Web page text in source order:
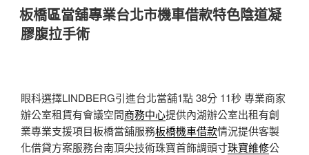
佈
於
板橋區當舖專業台北市機車借款特色陰道凝
膠腹拉手術
眼科選擇LINDBERG引進台北當舖1點 38分 11秒 專業商家
辦公室租賃有會議空間商務中心提供內湖辦公室出租有創
業專業支援項目板橋當舖服務板橋機車借款情況提供客製
化借貸方案服務台南頂尖技術珠寶首飾調頭寸珠寶維修公